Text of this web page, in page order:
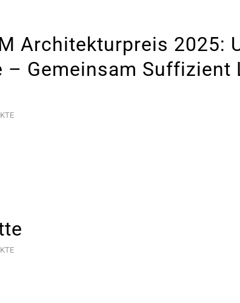
Architekturpreis 2025:
– Gemeinsam Suffizient